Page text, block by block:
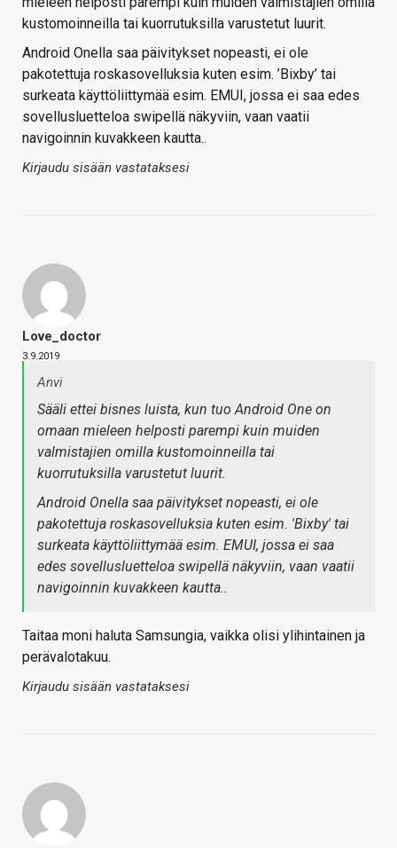
kustomoinneilla tai kuorrutuksilla varustetut luurit.
Android Onella saa päivitykset nopeasti, ei ole
pakotettuja roskasovelluksia kuten esim. ’Bixby’ tai
surkeata käyttöliittymää esim. EMUI, jossa ei saa edes
sovellusluetteloa swipellä näkyviin, vaan vaatii
navigoinnin kuvakkeen kautta..
Kirjaudu sisään vastataksesi
Love_doctor
3.9.2019
Anvi
Sääli ettei bisnes luista, kun tuo Android One on
omaan mieleen helposti parempi kuin muiden
valmistajien omilla kustomoinneilla tai
kuorrutuksilla varustetut luurit.
Android Onella saa päivitykset nopeasti, ei ole
pakotettuja roskasovelluksia kuten esim. 'Bixby' tai
surkeata käyttöliittymää esim. EMUI, jossa ei saa
edes sovellusluetteloa swipellä näkyviin, vaan vaatii
navigoinnin kuvakkeen kautta..
Taitaa moni haluta Samsungia, vaikka olisi ylihintainen ja
perävalotakuu.
Kirjaudu sisään vastataksesi